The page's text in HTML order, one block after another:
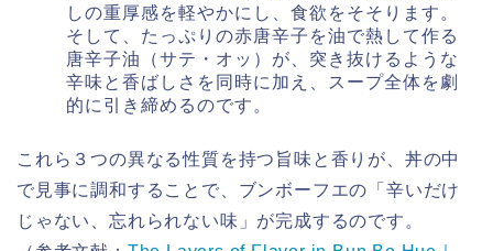
しの重厚感を軽やかにし、食欲をそそります。
そして、たっぷりの赤唐辛子を油で熱して作る
唐辛子油（サテ・オッ）が、突き抜けるような
辛味と香ばしさを同時に加え、スープ全体を劇
的に引き締めるのです。
これら３つの異なる性質を持つ旨味と香りが、丼の中
で見事に調和することで、ブンボーフエの「辛いだけ
じゃない、忘れられない味」が完成するのです。